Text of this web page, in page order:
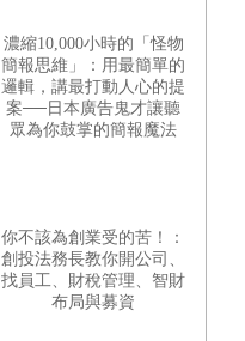
濃縮10,000小時的「怪物
簡報思維」：用最簡單的
邏輯，講最打動人心的提
案──日本廣告鬼才讓聽
眾為你鼓掌的簡報魔法
你不該為創業受的苦！：
創投法務長教你開公司、
找員工、財稅管理、智財
布局與募資